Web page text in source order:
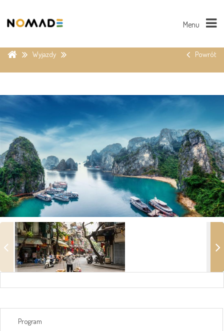
Menu
Wyjazdy Powrót
Program